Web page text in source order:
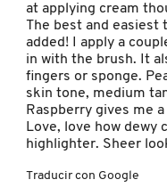
KIEHL’S
KYLIE COSMETICS
at applying cream
The best and easiest
added! I apply a
in with the brush. It
fingers or sponge.
skin tone, medium
Raspberry gives me
Love, love how dewy
highlighter. Sheer
Traducir con Google